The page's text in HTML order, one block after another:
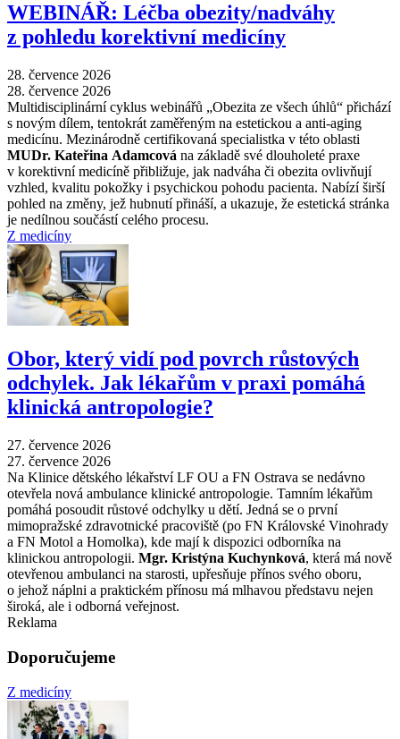
WEBINÁŘ: Léčba obezity/nadváhy
z pohledu korektivní medicíny
28. července 2026
28. července 2026
Multidisciplinární cyklus webinářů „Obezita ze všech úhlů“ přichází
s novým dílem, tentokrát zaměřeným na estetickou a anti-aging
medicínu. Mezinárodně certifikovaná specialistka v této oblasti
MUDr. Kateřina Adamcová na základě své dlouholeté praxe
v korektivní medicíně přibližuje, jak nadváha či obezita ovlivňují
vzhled, kvalitu pokožky i psychickou pohodu pacienta. Nabízí širší
pohled na změny, jež hubnutí přináší, a ukazuje, že estetická stránka
je nedílnou součástí celého procesu.
Z medicíny
Obor, který vidí pod povrch růstových
odchylek. Jak lékařům v praxi pomáhá
klinická antropologie?
27. července 2026
27. července 2026
Na Klinice dětského lékařství LF OU a FN Ostrava se nedávno
otevřela nová ambulance klinické antropologie. Tamním lékařům
pomáhá posoudit růstové odchylky u dětí. Jedná se o první
mimopražské zdravotnické pracoviště (po FN Královské Vinohrady
a FN Motol a Homolka), kde mají k dispozici odborníka na
klinickou antropologii. Mgr. Kristýna Kuchynková, která má nově
otevřenou ambulanci na starosti, upřesňuje přínos svého oboru,
o jehož náplni a praktickém přínosu má mlhavou představu nejen
široká, ale i odborná veřejnost.
Reklama
Doporučujeme
Z medicíny